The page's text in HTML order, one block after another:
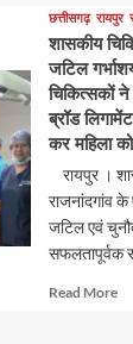
छत्तीसगढ़ रायपुर
शासकीय
जटिल
चिकित्सकों
ब्रॉड
कर महिला
रायपुर ।
राजनांदगांव के
जटिल एवं
सफलतापूर्वक
Read More